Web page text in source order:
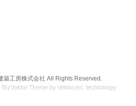
築工房株式会社 All Rights Reserved.
BizVektor Theme byVektor,Inc. technology.